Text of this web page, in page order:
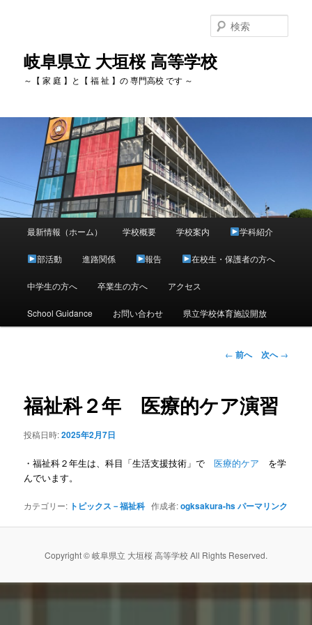
岐阜県立 大垣桜 高等学校
～【 家 庭 】と【 福 祉 】の 専門高校 です ～
索
メ
イ
ン
ン
ツ
へ
移
最新情報（ホーム） 学校概要 学校案内 学科紹介
部活動 進路関係 報告 在校生・保護者の方へ
中学生の方へ 卒業生の方へ アクセス
School Guidance お問い合わせ 県立学校体育施設開放
投
ビ
ゲ
ン
← 前へ 次へ→
福祉科２年 医療的ケア演習
投稿日時:2025年2月7日
・福祉科２年生は、科目「生活支援技術」で医療的ケア を学
んでいます。
カテゴリー: トピックス－福祉科作成者:ogksakura-hsパーマリンク
Copyright © 岐阜県立 大垣桜 高等学校 All Rights Reserved.